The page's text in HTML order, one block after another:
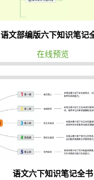
语文部编版六下知识笔记
在线预览
语文六下知识笔记全书